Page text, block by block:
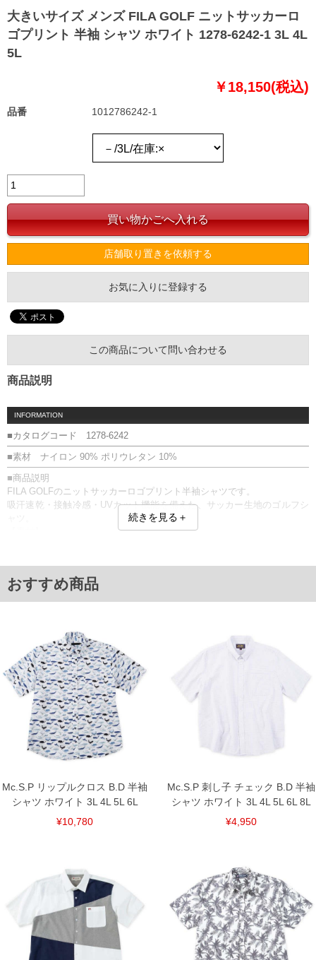
大きいサイズ メンズ FILA GOLF ニットサッカーロ
ゴプリント 半袖 シャツ ホワイト 1278-6242-1 3L 4L
5L
￥18,150(税込)
品番 1012786242-1
店舗取り置きを依頼する
お気に入りに登録する
この商品について問い合わせる
商品説明
INFORMATION
■カタログコード 1278-6242
■素材 ナイロン 90% ポリウレタン 10%
■商品説明
FILA GOLFのニットサッカーロゴプリント半袖シャツです。
吸汗速乾・接触冷感・UVカット機能を備えた、サッカー生地のゴルフシ
ある肌触り。
サイズ/バスト/総丈/裾周り/肩幅/袖丈
3L/130/78/130/58/24
4L/140/80/140/60/25
5L/150/82/150/62/26
単位はcm
※【返品交換について】
返品交換希望の方は、商品到着後1週間以内にご連絡ください。
下着(肌着)やワイシャツは商品の性質上、返品交換不可とさせて頂いております。予め
ご了承くださいませ。
裾上げ料金は500円+税となります。
備考欄に股下●cmとご記入下さい。（裾上げ無料対象商品は1本につき税込6,000円以
上の品が対象。1本5,999円以下の商品は有料（500円+税）となります。）
出荷まで約1週間～20日間程お時間を頂く場合がございます。
※商品によって若干のサイズの誤差がございます。また、お客様がご使用の環境（コ
ンピュータ画面）によって、商品の色味が若干異なる場合がございます。予めご了承
ください。
※当店での掲載商品は、実店鋪と在庫を共用しておりますので店頭での売り違い、店
舗からのお取り寄せ等により、お客様にご迷惑をお掛けしてしまう場合がございま
す。そのようなことがない様最大限に努めておりますが、もしあった場合速やかにご
連絡させて頂きますので予めご了承ください。
続きを見る＋
おすすめ商品
Mc.S.P リップルクロス B.D 半袖
シャツ ホワイト 3L 4L 5L 6L
¥10,780
Mc.S.P 刺し子 チェック B.D 半袖
シャツ ホワイト 3L 4L 5L 6L 8L
¥4,950